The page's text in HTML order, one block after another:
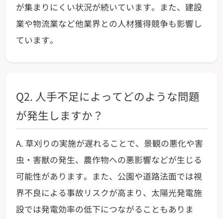
が集まりにくい状況が続いています。また、建設
業や物流業など他業界との人材獲得競争も影響し
ています。
Q2. 人手不足によってどのような問題
が発生しますか？
A. 草刈りの実施が遅れることで、景観の悪化や害
虫・害獣の発生、農作物への悪影響などが生じる
可能性があります。また、公園や道路法面では視
界不良による事故リスクが高まり、太陽光発電施
設では発電効率の低下につながることもありま